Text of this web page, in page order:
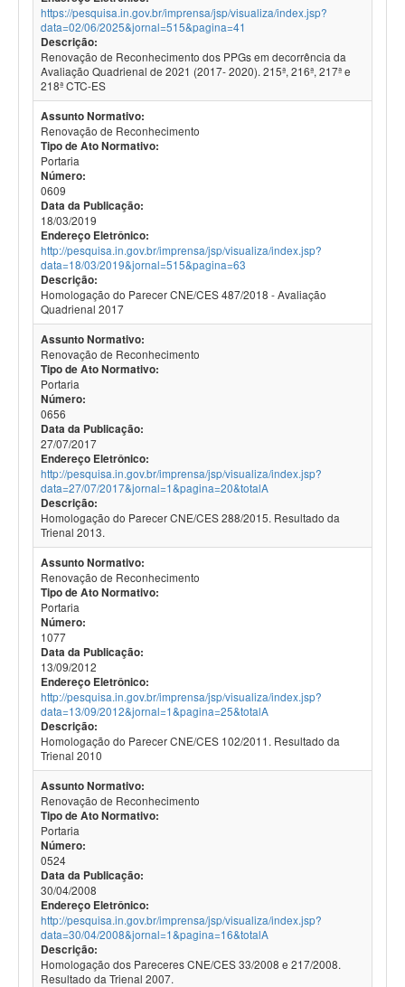
https://pesquisa.in.gov.br/imprensa/jsp/visualiza/index.jsp?
data=02/06/2025&jornal=515&pagina=41
Descrição:
Renovação de Reconhecimento dos PPGs em decorrência da
Avaliação Quadrienal de 2021 (2017- 2020). 215ª, 216ª, 217ª e
218ª CTC-ES
Assunto Normativo:
Renovação de Reconhecimento
Tipo de Ato Normativo:
Portaria
Número:
0609
Data da Publicação:
18/03/2019
Endereço Eletrônico:
http://pesquisa.in.gov.br/imprensa/jsp/visualiza/index.jsp?
data=18/03/2019&jornal=515&pagina=63
Descrição:
Homologação do Parecer CNE/CES 487/2018 - Avaliação
Quadrienal 2017
Assunto Normativo:
Renovação de Reconhecimento
Tipo de Ato Normativo:
Portaria
Número:
0656
Data da Publicação:
27/07/2017
Endereço Eletrônico:
http://pesquisa.in.gov.br/imprensa/jsp/visualiza/index.jsp?
data=27/07/2017&jornal=1&pagina=20&totalA
Descrição:
Homologação do Parecer CNE/CES 288/2015. Resultado da
Trienal 2013.
Assunto Normativo:
Renovação de Reconhecimento
Tipo de Ato Normativo:
Portaria
Número:
1077
Data da Publicação:
13/09/2012
Endereço Eletrônico:
http://pesquisa.in.gov.br/imprensa/jsp/visualiza/index.jsp?
data=13/09/2012&jornal=1&pagina=25&totalA
Descrição:
Homologação do Parecer CNE/CES 102/2011. Resultado da
Trienal 2010
Assunto Normativo:
Renovação de Reconhecimento
Tipo de Ato Normativo:
Portaria
Número:
0524
Data da Publicação:
30/04/2008
Endereço Eletrônico:
http://pesquisa.in.gov.br/imprensa/jsp/visualiza/index.jsp?
data=30/04/2008&jornal=1&pagina=16&totalA
Descrição:
Homologação dos Pareceres CNE/CES 33/2008 e 217/2008.
Resultado da Trienal 2007.